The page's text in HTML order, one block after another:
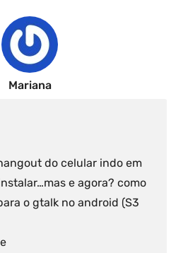
Mariana
do celular indo em
e agora? como
o gtalk no android (S3